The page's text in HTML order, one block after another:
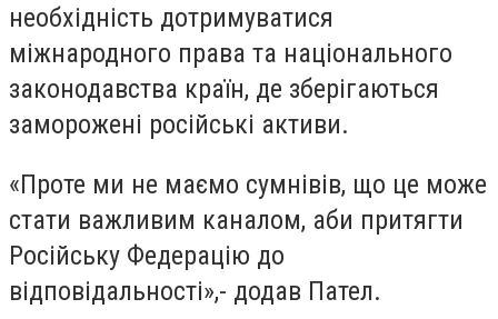
необхідність дотримуватися
міжнародного права та національного
законодавства країн, де зберігаються
заморожені російські активи.
«Проте ми не маємо сумнівів, що це може
стати важливим каналом, аби притягти
Російську Федерацію до
відповідальності»,- додав Пател.